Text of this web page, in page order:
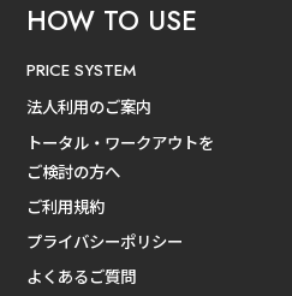
HOW TO USE
PRICE SYSTEM
法人利用のご案内
トータル・ワークアウトを
ご検討の方へ
ご利用規約
プライバシーポリシー
よくあるご質問